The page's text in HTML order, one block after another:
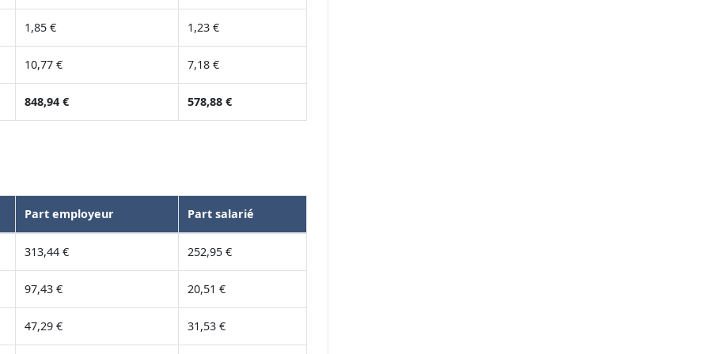
1,85 € 1,23 €
10,77 € 7,18 €
848,94 € 578,88 €
Part employeur Part salarié
313,44 € 252,95 €
97,43 € 20,51 €
47,29 € 31,53 €